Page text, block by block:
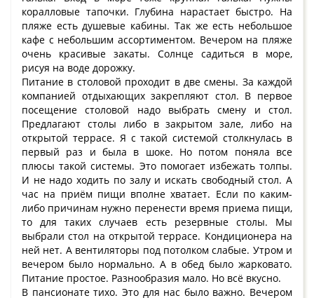
коралловые тапочки. Глубина нарастает быстро. На
пляже есть душевые кабины. Так же есть небольшое
кафе с небольшим ассортиментом. Вечером на пляже
очень красивые закаты. Солнце садиться в море,
рисуя на воде дорожку.
Питание в столовой проходит в две смены. За каждой
компанией отдыхающих закрепляют стол. В первое
посещение столовой надо выбрать смену и стол.
Предлагают столы либо в закрытом зале, либо на
открытой террасе. Я с такой системой столкнулась в
первый раз и была в шоке. Но потом поняла все
плюсы такой системы. Это помогает избежать толпы.
И не надо ходить по залу и искать свободный стол. А
час на приём пищи вполне хватает. Если по каким-
либо причинам нужно перенести время приема пищи,
то для таких случаев есть резервные столы. Мы
выбрали стол на открытой террасе. Кондиционера на
ней нет. А вентиляторы под потолком слабые. Утром и
вечером было нормально. А в обед было жарковато.
Питание простое. Разнообразия мало. Но всё вкусно.
В пансионате тихо. Это для нас было важно. Вечером